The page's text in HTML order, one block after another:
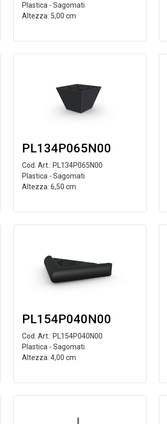
Plastica - Sagomati
Altezza: 5,00 cm
PL134P065N00
Cod. Art.: PL134P065N00
Plastica - Sagomati
Altezza: 6,50 cm
PL154P040N00
Cod. Art.: PL154P040N00
Plastica - Sagomati
Altezza: 4,00 cm